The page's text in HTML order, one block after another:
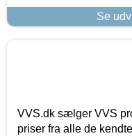
Se
VVS.dk sælger VVS
priser fra alle de